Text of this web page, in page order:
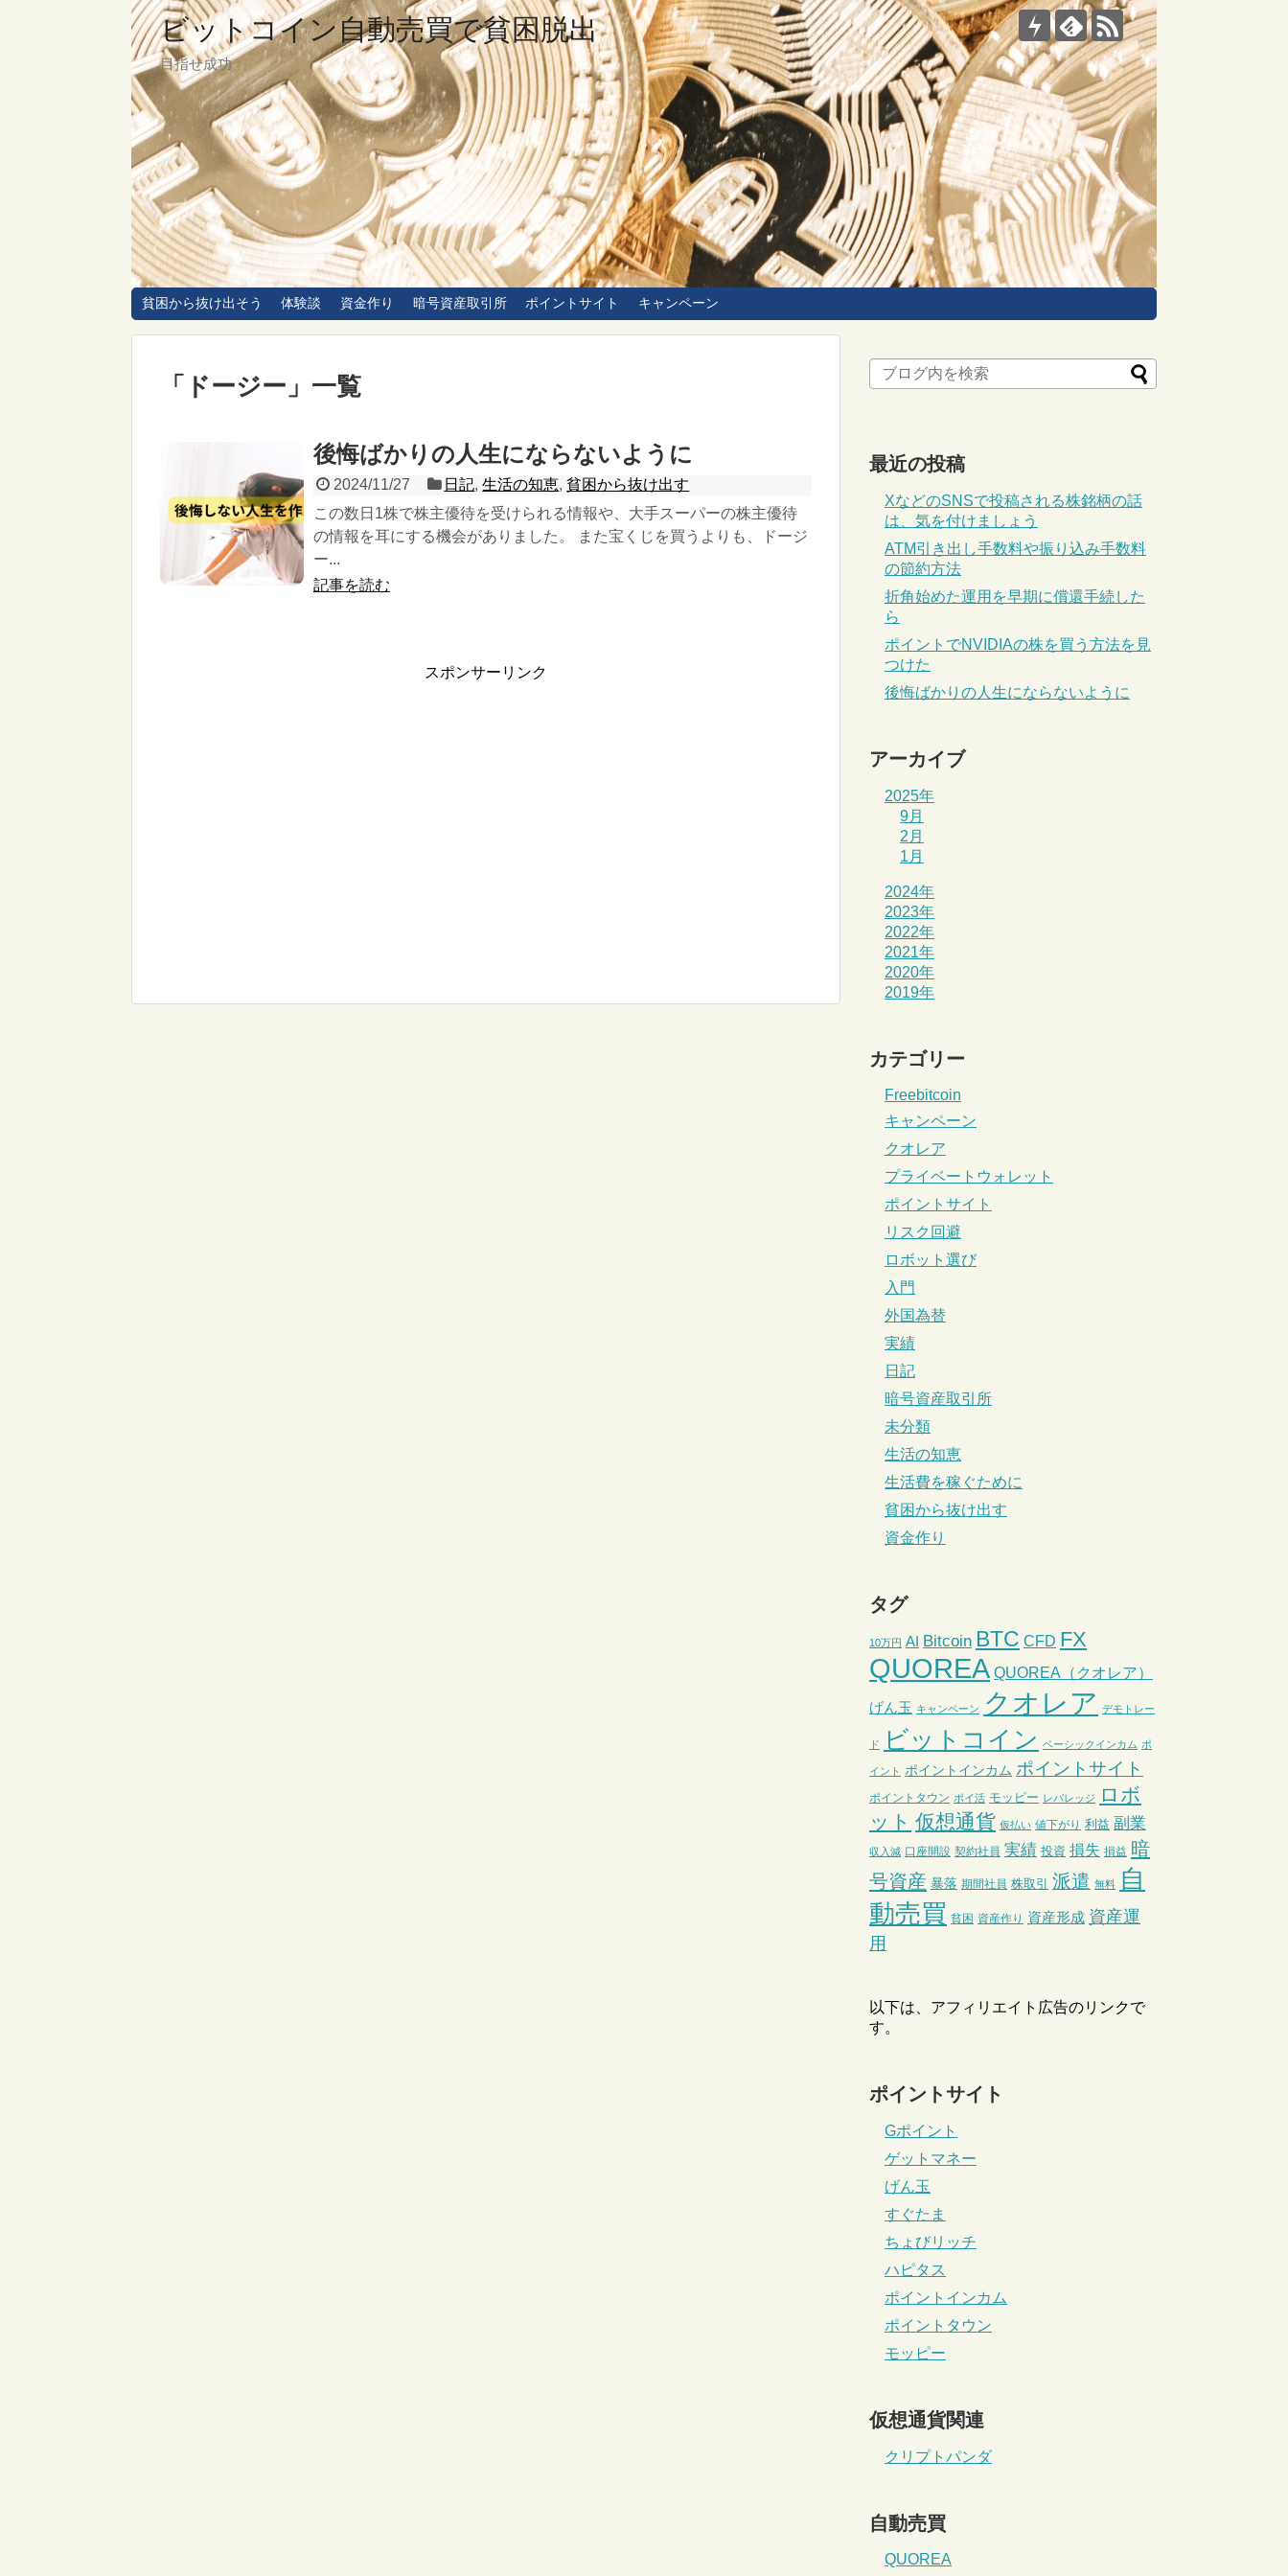
ビットコイン自動売買で貧困脱出
目指せ成功
貧困から抜け出そう 体験談 資金作り 暗号資産取引所 ポイントサイト キャンペーン
「 ドージー 」 一覧
後悔ばかりの人生にならないように
2024/11/27 日記,生活の知恵,貧困から抜け出す
この数日1株で株主優待を受けられる情報や、大手スーパーの株主優待
の情報を耳にする機会がありました。 また宝くじを買うよりも、ドージ
ー...
記事を読む
スポンサーリンク
最近の投稿
XなどのSNSで投稿される株銘柄の話
は、気を付けましょう
ATM引き出し手数料や振り込み手数料
の節約方法
折角始めた運用を早期に償還手続した
ら
ポイントでNVIDIAの株を買う方法を見
つけた
後悔ばかりの人生にならないように
アーカイブ
2025年
9月
2月
1月
2024年
2023年
2022年
2021年
2020年
2019年
カテゴリー
Freebitcoin
キャンペーン
クオレア
プライベートウォレット
ポイントサイト
リスク回避
ロボット選び
入門
外国為替
実績
日記
暗号資産取引所
未分類
生活の知恵
生活費を稼ぐために
貧困から抜け出す
資金作り
タグ
10万円 AI Bitcoin BTC CFD FX
QUOREA QUOREA（クオレア）
げん玉 キャンペーン クオレア デモトレー
ド ビットコイン ベーシックインカム ポ
イント ポイントインカム ポイントサイト
ポイントタウン ポイ活 モッピー レバレッジ
ロボ
ット 仮想通貨 仮払い 値下がり 利益 副業
収入減 口座開設 契約社員 実績 投資 損失 損益 暗
号資産 暴落 期間社員 株取引 派遣 無料 自
動売買 貧困 資産作り 資産形成 資産運
用
以下は、アフィリエイト広告のリンクで
す。
ポイントサイト
Gポイント
ゲットマネー
げん玉
すぐたま
ちょびリッチ
ハピタス
ポイントインカム
ポイントタウン
モッピー
仮想通貨関連
クリプトパンダ
自動売買
QUOREA